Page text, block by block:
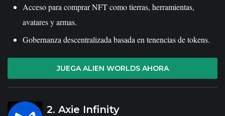
Acceso para comprar NFT como tierras, herramientas,
avatares y armas.
Gobernanza descentralizada basada en tenencias de tokens.
JUEGA ALIEN WORLDS AHORA
2. Axie Infinity